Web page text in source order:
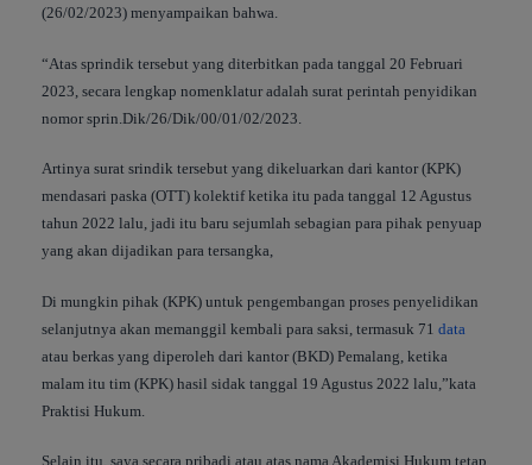
(26/02/2023) menyampaikan bahwa.
“Atas sprindik tersebut yang diterbitkan pada tanggal 20 Februari
2023, secara lengkap nomenklatur adalah surat perintah penyidikan
nomor sprin.Dik/26/Dik/00/01/02/2023.
Artinya surat srindik tersebut yang dikeluarkan dari kantor (KPK)
mendasari paska (OTT) kolektif ketika itu pada tanggal 12 Agustus
tahun 2022 lalu, jadi itu baru sejumlah sebagian para pihak penyuap
yang akan dijadikan para tersangka,
Di mungkin pihak (KPK) untuk pengembangan proses penyelidikan
selanjutnya akan memanggil kembali para saksi, termasuk 71 data
atau berkas yang diperoleh dari kantor (BKD) Pemalang, ketika
malam itu tim (KPK) hasil sidak tanggal 19 Agustus 2022 lalu,”kata
Praktisi Hukum.
Selain itu, saya secara pribadi atau atas nama Akademisi Hukum tetap